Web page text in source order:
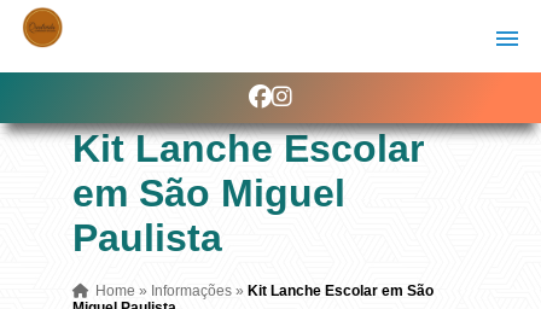
Kit Lanche Escolar
em São Miguel
Paulista
Home » Informações » Kit Lanche Escolar em São